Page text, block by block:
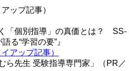
ップ記事）
「個別指導」の真価とは？ SS-
る“学習の要”』
ら先生 受験指導専門家」（PR／